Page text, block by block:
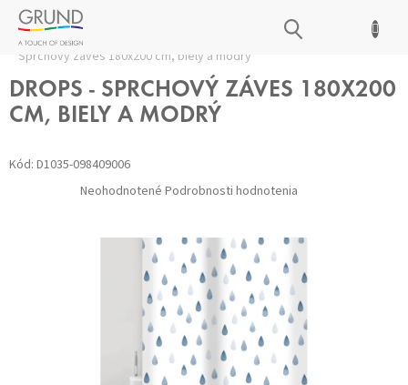
Prejsť
obsah
NÁKUPNÝ
Domov
/ Kúpeľňové doplnky Sprchové závesy
Sprchový záves 180x200 cm, biely a modrý
DROPS - SPRCHOVÝ ZÁVES 180X200
CM, BIELY A MODRÝ
Kód: D1035-098409006
Priemerné
hodnotenie
Neohodnotené Podrobnosti hodnotenia